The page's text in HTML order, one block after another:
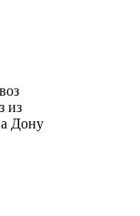
из
Дону